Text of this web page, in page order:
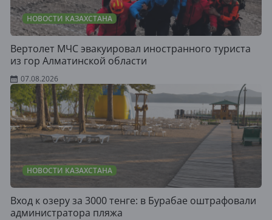
НОВОСТИ КАЗАХСТАНА
Вертолет МЧС эвакуировал иностранного туриста
из гор Алматинской области
07.08.2026
НОВОСТИ КАЗАХСТАНА
Вход к озеру за 3000 тенге: в Бурабае оштрафовали
администратора пляжа